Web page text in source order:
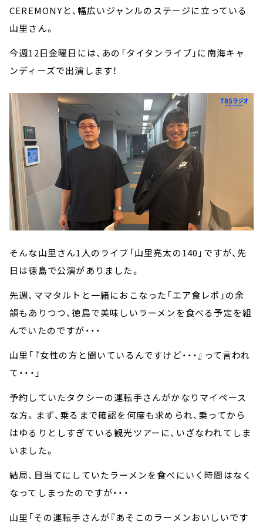
CEREMONYと、幅広いジャンルのステージに立っている
山里さん。
今週12日金曜日には、あの「タイタンライブ」に南海キャ
ンディーズで出演します！
そんな山里さん1人のライブ「山里亮太の140」ですが、先
日は徳島で公演がありました。
先週、ママタルトと一緒におこなった「エア食レポ」の余
韻もありつつ、徳島で美味しいラーメンを食べる予定を組
んでいたのですが・・・
山里「『女性の方と聞いているんですけど・・・』って言われ
て・・・」
予約していたタクシーの運転手さんがかなりマイペース
な方。まず、乗るまで確認を何度も求められ、乗ってから
はゆるりとしすぎている観光ツアーに、いざなわれてしま
いました。
結局、目当てにしていたラーメンを食べにいく時間はなく
なってしまったのですが・・・
山里「その運転手さんが『あそこのラーメンおいしいです